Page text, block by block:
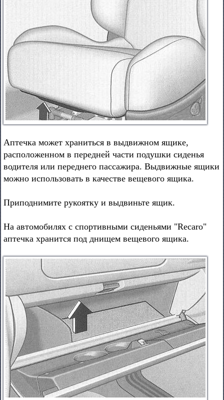
Аптечка может храниться в выдвижном ящике,
расположенном в передней части подушки сиденья
водителя или переднего пассажира. Выдвижные ящики
можно использовать в качестве вещевого ящика.
Приподнимите рукоятку и выдвиньте ящик.
На автомобилях с спортивными сиденьями "Recaro"
аптечка хранится под днищем вещевого ящика.